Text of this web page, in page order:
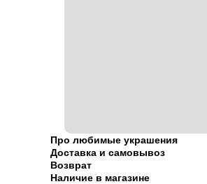
Про любимые украшения
Доставка и самовывоз
Возврат
Наличие в магазине